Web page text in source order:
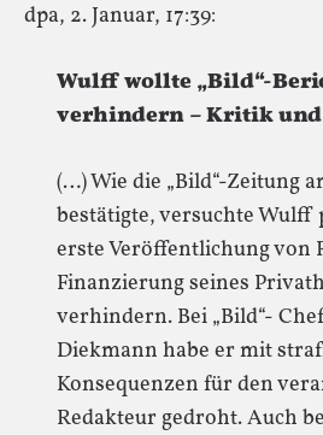
dpa, 2. Januar, 17:39:
Wulff wollte „Bild“-
verhindern – Kritik und
(…) Wie die „Bild“-Zeitung
bestätigte, versuchte Wulff
erste Veröffentlichung von
Finanzierung seines
verhindern. Bei „Bild“-
Diekmann habe er mit
Konsequenzen für den
Redakteur gedroht. Auch